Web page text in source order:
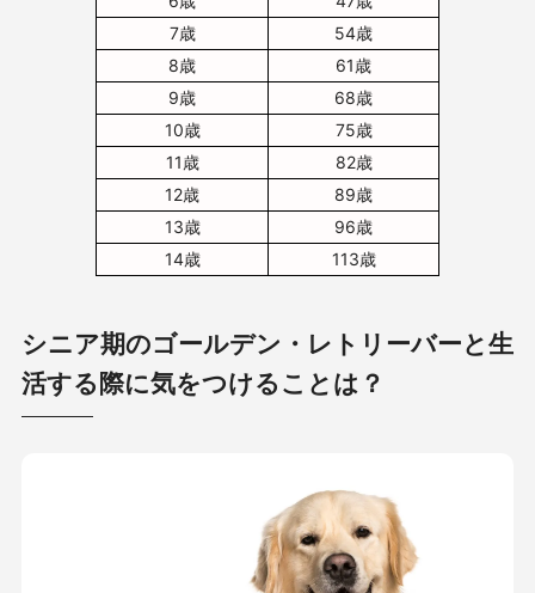
7歳
54歳
8歳
61歳
9歳
68歳
10歳
75歳
11歳
82歳
12歳
89歳
13歳
96歳
14歳
113歳
シニア期のゴールデン・レトリーバーと生
活する際に気をつけることは？